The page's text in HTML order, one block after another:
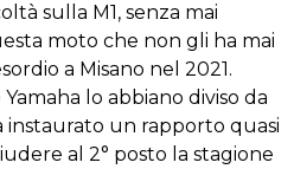
sulla M1, senza mai
moto che non gli ha mai
a Misano nel 2021.
lo abbiano diviso da
instaurato un rapporto quasi
al 2° posto la stagione